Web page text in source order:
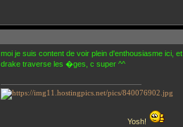
moi je suis content de voir plein d'enthousiasme ici,
drake traverse les �ges, c super ^^
Yosh!